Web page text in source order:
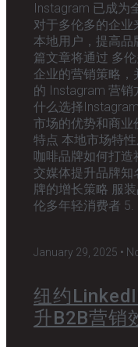
Instagram 已成为
对于多伦多的企业
本地用户，提高
篇文章将通过 多
企业的营销策略，
的 Instagram 营销
什么选择
市场的优势和商业
特点 本地市场特
咖啡品牌如何打
交媒体提升品牌知
牌的增长策略 服
伦多年轻消费者 5.
January 29, 2025
纽约
升B2B营销